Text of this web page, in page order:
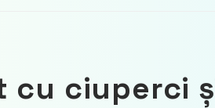
cu ciuperci